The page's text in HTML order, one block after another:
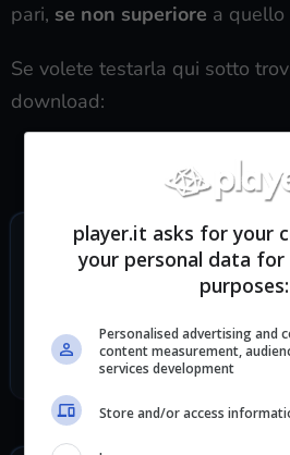
pari, se non superiore a quello
Se volete testarla qui sotto
download:
SCARICA LA
SEGUICI SUI SOCIAL
Discord
Facebook
player.it asks for your
your personal data
purposes:
Personalised advertising and
content measurement,
services development
Store and/or access